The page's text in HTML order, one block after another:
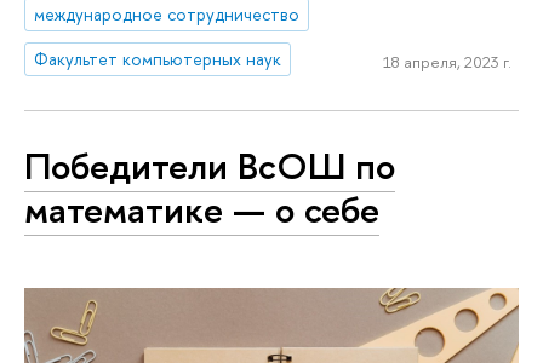
международное сотрудничество
Факультет компьютерных наук
18 апреля, 2023 г.
Победители ВсОШ по
математике — о себе